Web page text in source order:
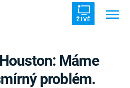
ŽIVĚ
Máme
problém.